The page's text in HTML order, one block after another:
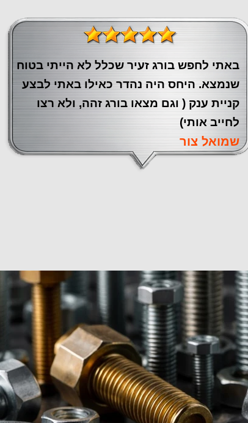
באתי לחפש בורג זעיר שכלל לא הייתי בטוח
שנמצא. היחס היה נהדר כאילו באתי לבצע
קניית ענק ( וגם מצאו בורג זהה, ולא רצו
לחייב אותי)
שמואל צור